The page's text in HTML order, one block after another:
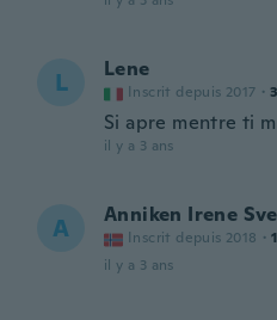
L Lene
Inscrit depuis 2017 ·
Si apre mentre ti
il y a 3 ans
A Anniken Irene
Inscrit depuis 2018 ·
il y a 3 ans